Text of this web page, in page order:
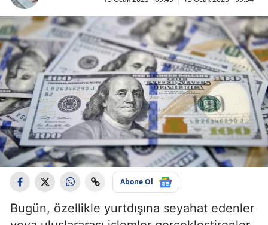
Abone Ol
Bugün, özellikle yurtdışına seyahat edenler